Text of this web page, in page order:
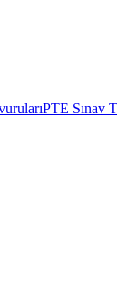
PTE Sınav